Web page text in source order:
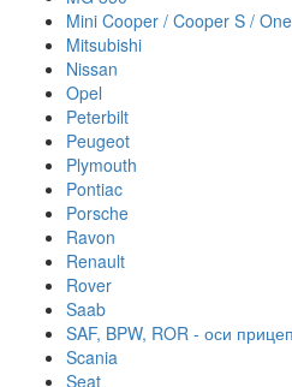
Mini Cooper / Cooper S / One
Mitsubishi
Nissan
Opel
Peterbilt
Peugeot
Plymouth
Pontiac
Porsche
Ravon
Renault
Rover
Saab
SAF, BPW, ROR - оси
Scania
Seat